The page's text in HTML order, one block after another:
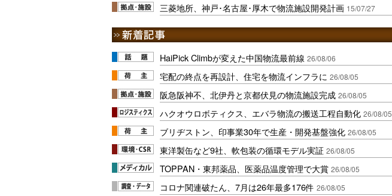
三菱地所、神戸･名古屋･厚木で物流施設開発計画 15/07/27
HaiPick Climbが変えた中国物流最前線 26/08/06
宅配の終点を再設計、住宅を物流インフラに 26/08/05
阪急阪神不、北伊丹と京都伏見の物流施設完成 26/08/05
ハクオウロボティクス、エバラ物流の搬送工程自動化 26/08/05
ブリヂストン、印事業30年で生産・開発基盤強化 26/08/05
東洋製缶など9社、軟包装の循環モデル実証 26/08/05
TOPPAN・東邦薬品、医薬品温度管理で大賞 26/08/05
コロナ関連破たん、7月は26年最多176件 26/08/05